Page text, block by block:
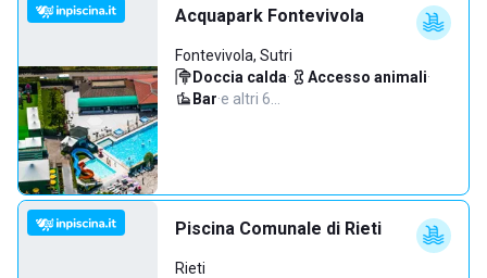
Acquapark Fontevivola
Fontevivola, Sutri
Doccia calda· Accesso animali·
Bar·e altri 6…
Piscina Comunale di Rieti
Rieti